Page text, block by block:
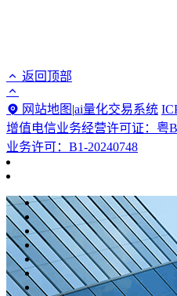
返回顶部
网站地图 |ai量化交易系统
增值电信业务经营许可证：粤
业务许可：B1-20240748